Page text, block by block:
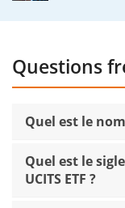
Questions
Quel est le
Quel est le
UCITS ETF ?